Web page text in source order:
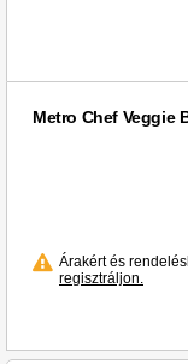
Metro Chef Veggie
Árakért és
regisztráljon.